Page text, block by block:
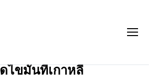
ไขมันที่เกาหลี